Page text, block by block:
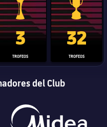
de Campeones
Trofeo del Mundial de
3
TROFEOS
Copa del
32
TROFEOS
del Club